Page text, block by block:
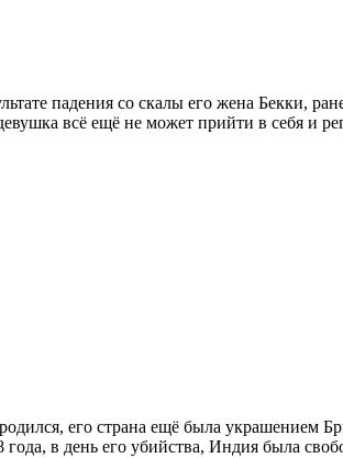
падения со скалы его жена Бекки,
всё ещё не может прийти в себя и
его страна ещё была украшением
в день его убийства, Индия была